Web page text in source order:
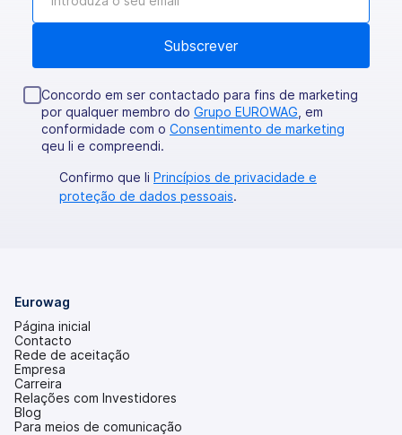
Concordo em ser contactado para fins de marketing
por qualquer membro do Grupo EUROWAG , em
conformidade com o Consentimento de marketing
qeu li e compreendi.
Confirmo que li Princípios de privacidade e
proteção de dados pessoais.
Eurowag
Página inicial
Contacto
Rede de aceitação
Empresa
Carreira
Relações com Investidores
(abre
num
Blog
Para meios de comunicação